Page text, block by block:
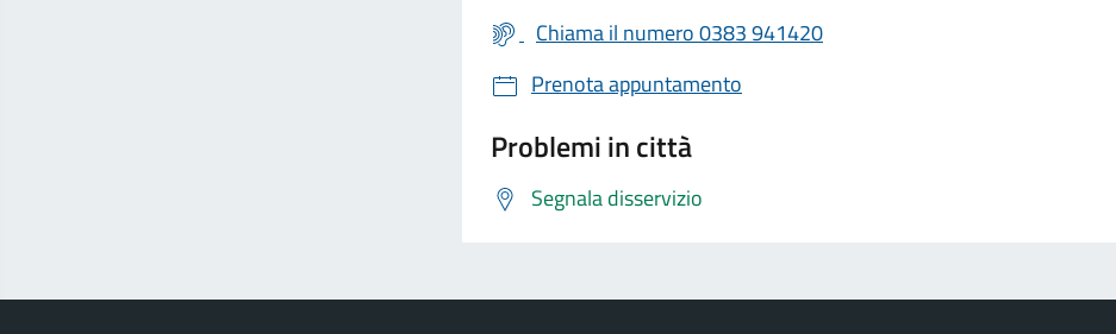
Chiama il numero 0383 941420
Prenota appuntamento
Problemi in città
Segnala disservizio